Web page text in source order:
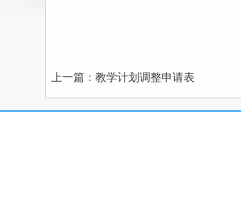
上一篇 ： 教学计划调整申请表